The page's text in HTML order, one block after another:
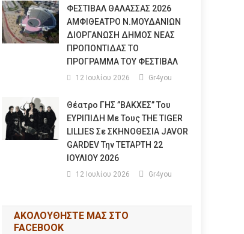
ΦΕΣΤΙΒΑΛ ΘΑΛΑΣΣΑΣ 2026
ΑΜΦΙΘΕΑΤΡΟ Ν.ΜΟΥΔΑΝΙΩΝ
ΔΙΟΡΓΑΝΩΣΗ ΔΗΜΟΣ ΝΕΑΣ
ΠΡΟΠΟΝΤΙΔΑΣ ΤΟ
ΠΡΟΓΡΑΜΜΑ ΤΟΥ ΦΕΣΤΙΒΑΛ
12 Ιουλίου 2026 Gr4you
Θέατρο ΓΗΣ ”ΒΑΚΧΕΣ” Του
ΕΥΡΙΠΙΔΗ Με Τους THE TIGER
LILLIES Σε ΣΚΗΝΟΘΕΣΙΑ JAVOR
GARDEV Την ΤΕΤΑΡΤΗ 22
ΙΟΥΛΙΟΥ 2026
12 Ιουλίου 2026 Gr4you
ΑΚΟΛΟΥΘΉΣΤΕ ΜΑΣ ΣΤΟ
FACEBOOK